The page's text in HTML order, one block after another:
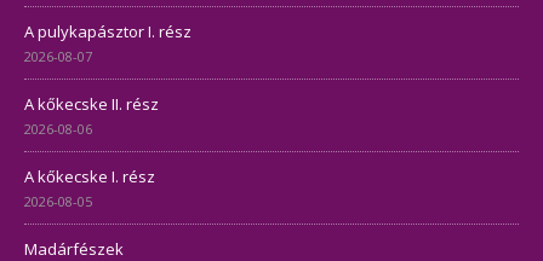
A pulykapásztor I. rész
2026-08-07
A kőkecske II. rész
2026-08-06
A kőkecske I. rész
2026-08-05
Madárfészek